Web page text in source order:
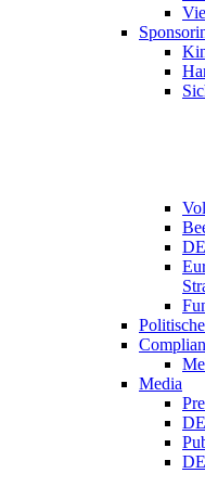
Media